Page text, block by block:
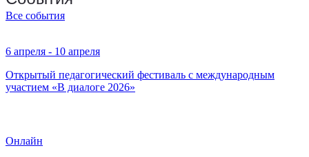
Все события
6 апреля - 10 апреля
Открытый педагогический фестиваль с международным
участием «В диалоге 2026»
Онлайн